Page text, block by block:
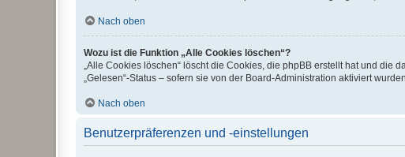
Nach oben
Wozu ist die Funktion „Alle Cookies löschen“?
„Alle Cookies löschen“ löscht die Cookies, die phpBB erstellt hat und die
„Gelesen“-Status – sofern sie von der Board-Administration aktiviert
Nach oben
Benutzerpräferenzen und -einstellungen